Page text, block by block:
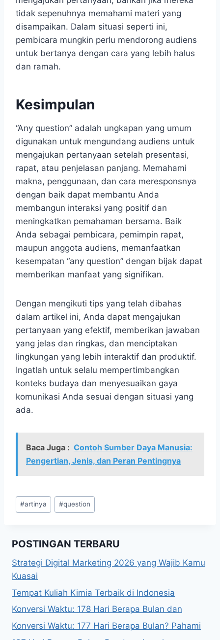
tidak sepenuhnya memahami materi yang
disampaikan. Dalam situasi seperti ini,
pembicara mungkin perlu mendorong audiens
untuk bertanya dengan cara yang lebih halus
dan ramah.
Kesimpulan
“Any question” adalah ungkapan yang umum
digunakan untuk mengundang audiens untuk
mengajukan pertanyaan setelah presentasi,
rapat, atau penjelasan panjang. Memahami
makna, penggunaan, dan cara meresponsnya
dengan baik dapat membantu Anda
membangun interaksi yang positif dan
meningkatkan pemahaman bersama. Baik
Anda sebagai pembicara, pemimpin rapat,
maupun anggota audiens, memanfaatkan
kesempatan “any question” dengan bijak dapat
memberikan manfaat yang signifikan.
Dengan mengikuti tips yang telah dibahas
dalam artikel ini, Anda dapat mengajukan
pertanyaan yang efektif, memberikan jawaban
yang jelas dan ringkas, dan menciptakan
lingkungan yang lebih interaktif dan produktif.
Ingatlah untuk selalu mempertimbangkan
konteks budaya dan menyesuaikan gaya
komunikasi Anda sesuai dengan situasi yang
ada.
Baca Juga : Contoh Sumber Daya Manusia:
Pengertian, Jenis, dan Peran Pentingnya
Post
Tags:
#artinya #question
POSTINGAN TERBARU
Strategi Digital Marketing 2026 yang Wajib Kamu
Kuasai
Tempat Kuliah Kimia Terbaik di Indonesia
Konversi Waktu: 178 Hari Berapa Bulan dan
Konversi Waktu: 177 Hari Berapa Bulan? Pahami